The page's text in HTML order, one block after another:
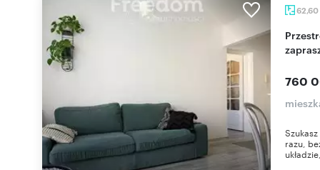
62,60
Przestronne 3-pokojowe mieszkanie z balkonem
760
razu,